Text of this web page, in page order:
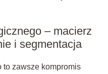
– macierz
i segmentacja
to zawsze kompromis